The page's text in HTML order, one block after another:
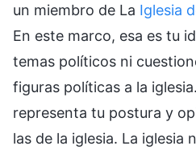
un miembro de La Iglesia
En este marco, esa es tu
temas políticos ni
figuras políticas a la
representa tu postura y
las de la iglesia. La iglesia